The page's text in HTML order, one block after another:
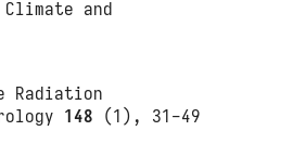
and
Radiation
148 (1), 31-49